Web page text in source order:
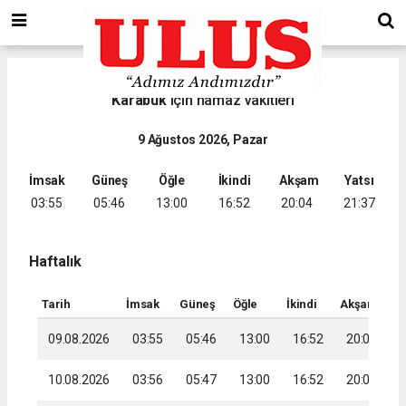
Karabük için namaz vakitleri
9 Ağustos 2026, Pazar
İmsak
03:55
Güneş
05:46
Öğle
13:00
İkindi
16:52
Akşam
20:04
Yatsı
21:37
Haftalık
Tarih İmsak Güneş Öğle İkindi Akşam
09.08.2026 03:55 05:46 13:00 16:52 20:04
10.08.2026 03:56 05:47 13:00 16:52 20:02